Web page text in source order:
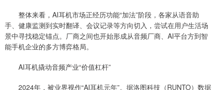
整体来看，AI耳机市场正经历功能“加法”阶段，各家从语音助
手、健康监测到实时翻译、会议记录等方向切入，尝试在用户生活场
景中寻找稳定锚点。厂商之间也开始形成从音频厂商、AI平台方到智
能手机企业的多方博弈格局。
AI耳机撬动音频产业“价值杠杆”
2024年，被业界视作“AI耳机元年”。据洛图科技（RUNTO）数据